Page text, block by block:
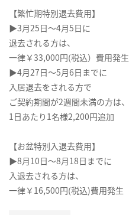
【繁忙期特別退去費用】
▶3月25日～4月5日に
退去される方は、
一律￥33,000円(税込）費用発生
▶4月27日～5月6日までに
入居退去をされる方で
ご契約期間が2週間未満の方は、
1日あたり1名様2,200円追加
【お盆特別入退去費用】
▶8月10日～8月18日までに
入退去される方は、
一律￥16,500円(税込)費用発生